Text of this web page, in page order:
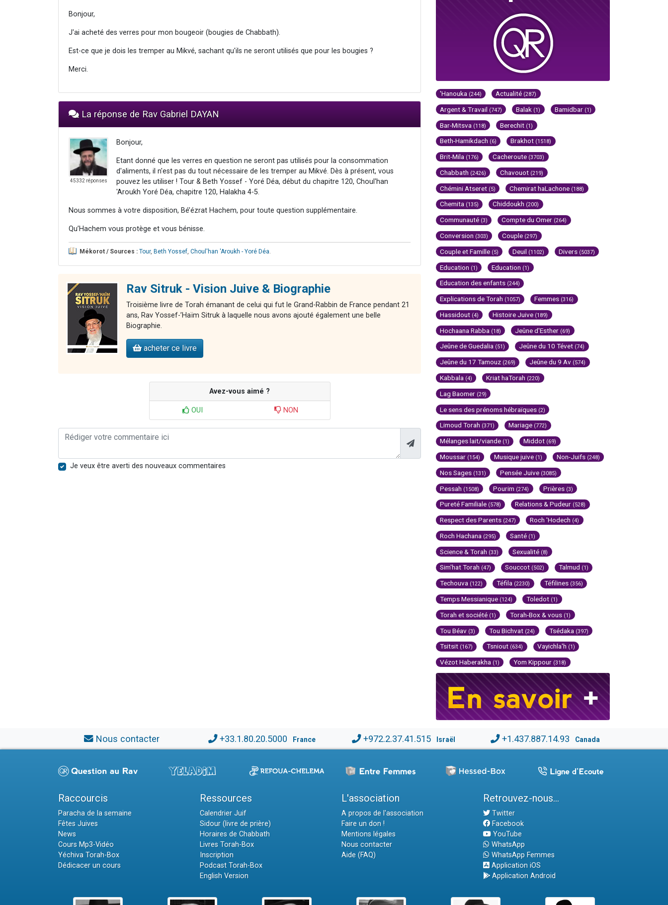
Bonjour,
J'ai acheté des verres pour mon bougeoir (bougies de Chabbath).
Est-ce que je dois les tremper au Mikvé, sachant qu'ils ne seront utilisés que pour les bougies ?
Merci.
La réponse de Rav Gabriel DAYAN
45332 réponses
Bonjour,
Etant donné que les verres en question ne seront pas utilisés pour la consommation
d'aliments, il n'est pas du tout nécessaire de les tremper au Mikvé. Dès à présent, vous
pouvez les utiliser ! Tour & Beth Yossef - Yoré Déa, début du chapitre 120, Choul'han
'Aroukh Yoré Déa, chapitre 120, Halakha 4-5.
Nous sommes à votre disposition, Bé’ézrat Hachem, pour toute question supplémentaire.
Qu’Hachem vous protège et vous bénisse.
Mékorot / Sources : Tour, Beth Yossef Choul'han 'Aroukh - Yoré Déa
Rav Sitruk - Vision Juive & Biographie
Troisième livre de Torah émanant de celui qui fut le Grand-Rabbin de France pendant 21
ans, Rav Yossef-’Haïm Sitruk à laquelle nous avons ajouté également une belle
Biographie.
acheter ce livre
Avez-vous aimé ?
OUI NON
Je veux être averti des nouveaux commentaires
'Hanouka (244) Actualité (287)
Argent & Travail (747) Balak (1) Bamidbar (1)
Bar-Mitsva (118) Berechit (1)
Beth-Hamikdach (6) Brakhot (1518)
Brit-Mila (176) Cacheroute (3703)
Chabbath (2426) Chavouot (219)
Chémini Atseret (5) Chemirat haLachone (188)
Chemita (135) Chiddoukh (200)
Communauté (3) Compte du Omer (264)
Conversion (303) Couple (297)
Couple et Famille (5) Deuil (1102) Divers (5037)
Education (1) Education (1)
Education des enfants (244)
Explications de Torah (1057) Femmes (316)
Hassidout (4) Histoire Juive (189)
Hochaana Rabba (18) Jeûne d'Esther (69)
Jeûne de Guedalia (51) Jeûne du 10 Tévet (74)
Jeûne du 17 Tamouz (269) Jeûne du 9 Av (574)
Kabbala (4) Kriat haTorah (220)
Lag Baomer (29)
Le sens des prénoms hébraïques (2)
Limoud Torah (371) Mariage (772)
Mélanges lait/viande (1) Middot (69)
Moussar (154) Musique juive (1) Non-Juifs (248)
Nos Sages (131) Pensée Juive (3085)
Pessah (1508) Pourim (274) Prières (3)
Pureté Familiale (578) Relations & Pudeur (528)
Respect des Parents (247) Roch 'Hodech (4)
Roch Hachana (295) Santé (1)
Science & Torah (33) Sexualité (8)
Sim'hat Torah (47) Souccot (502) Talmud (1)
Techouva (122) Téfila (2230) Téfilines (356)
Temps Messianique (124) Toledot (1)
Torah et société (1) Torah-Box & vous (1)
Tou Béav (3) Tou Bichvat (24) Tsédaka (397)
Tsitsit (167) Tsniout (634) Vayichla'h (1)
Vézot Haberakha (1) Yom Kippour (318)
Nous contacter +33.1.80.20.5000 France +972.2.37.41.515 Israël +1.437.887.14.93 Canada
Raccourcis
Paracha de la semaine
Fêtes Juives
News
Cours Mp3-Vidéo
Yéchiva Torah-Box
Dédicacer un cours
Ressources
Calendrier Juif
Sidour (livre de prière)
Horaires de Chabbath
Livres Torah-Box
Inscription
Podcast Torah-Box
English Version
L'association
A propos de l'association
Faire un don !
Mentions légales
Nous contacter
Aide (FAQ)
Retrouvez-nous...
Twitter
Facebook
YouTube
WhatsApp
WhatsApp Femmes
Application iOS
Application Android